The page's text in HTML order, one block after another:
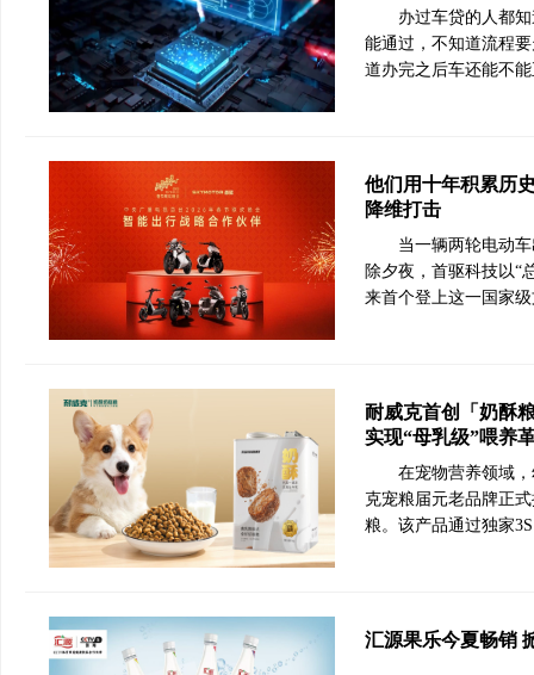
办过车贷的人都
能通过，不知道流程
道办完之后车还能不
他们用十年积累历
降维打击
当一辆两轮电动
除夕夜，首驱科技以“
来首个登上这一国家
耐威克首创「奶酥
实现“母乳级”喂养
在宠物营养领域
克宠粮届元老品牌正
粮。该产品通过独家
汇源果乐今夏畅销